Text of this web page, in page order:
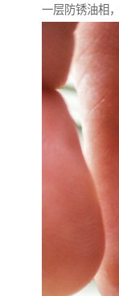
一层防锈油相